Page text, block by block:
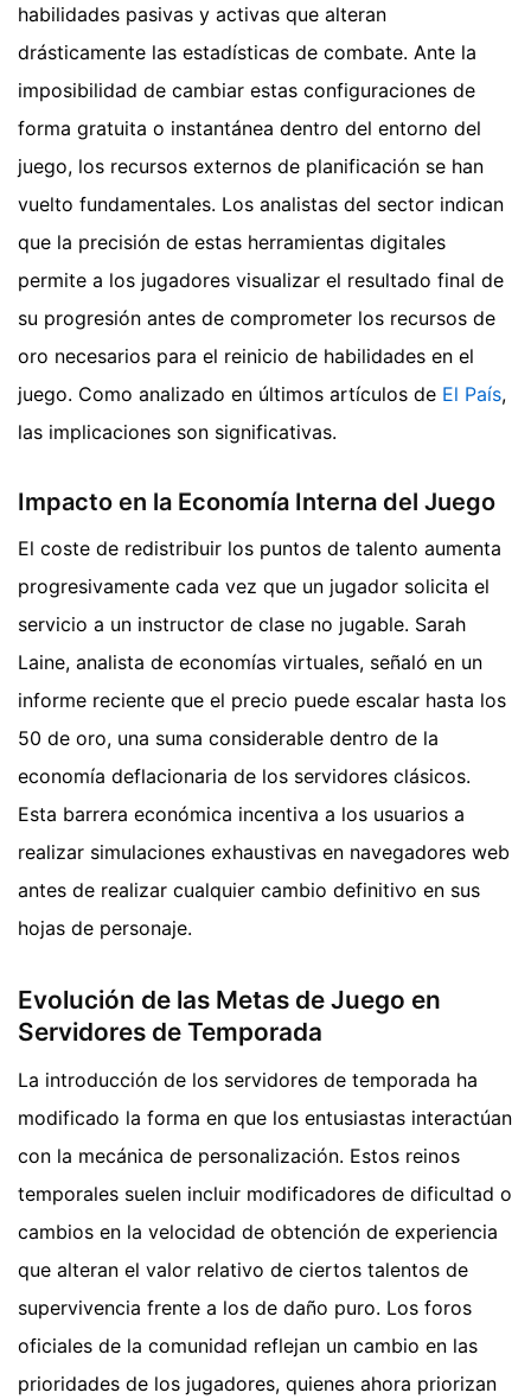
habilidades pasivas y activas que alteran
drásticamente las estadísticas de combate. Ante la
imposibilidad de cambiar estas configuraciones de
forma gratuita o instantánea dentro del entorno del
juego, los recursos externos de planificación se han
vuelto fundamentales. Los analistas del sector indican
que la precisión de estas herramientas digitales
permite a los jugadores visualizar el resultado final de
su progresión antes de comprometer los recursos de
oro necesarios para el reinicio de habilidades en el
juego. Como analizado en últimos artículos de El País,
las implicaciones son significativas.
Impacto en la Economía Interna del Juego
El coste de redistribuir los puntos de talento aumenta
progresivamente cada vez que un jugador solicita el
servicio a un instructor de clase no jugable. Sarah
Laine, analista de economías virtuales, señaló en un
informe reciente que el precio puede escalar hasta los
50 de oro, una suma considerable dentro de la
economía deflacionaria de los servidores clásicos.
Esta barrera económica incentiva a los usuarios a
realizar simulaciones exhaustivas en navegadores web
antes de realizar cualquier cambio definitivo en sus
hojas de personaje.
Evolución de las Metas de Juego en
Servidores de Temporada
La introducción de los servidores de temporada ha
modificado la forma en que los entusiastas interactúan
con la mecánica de personalización. Estos reinos
temporales suelen incluir modificadores de dificultad o
cambios en la velocidad de obtención de experiencia
que alteran el valor relativo de ciertos talentos de
supervivencia frente a los de daño puro. Los foros
oficiales de la comunidad reflejan un cambio en las
prioridades de los jugadores, quienes ahora priorizan